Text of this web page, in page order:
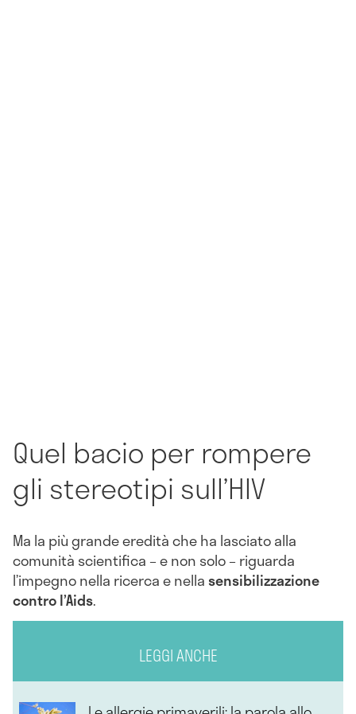
Quel bacio per rompere
gli stereotipi sull’HIV
Ma la più grande eredità che ha lasciato alla
comunità scientifica – e non solo – riguarda
l’impegno nella ricerca e nellasensibilizzazione
contro l’Aids.
LEGGI ANCHE